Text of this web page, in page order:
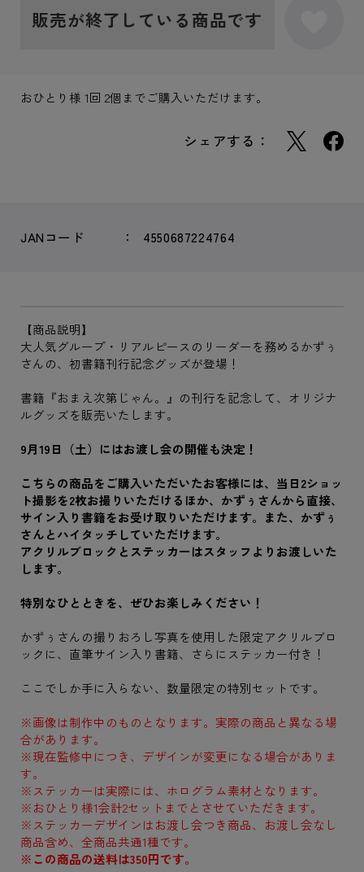
販売が終了している商品です
おひとり様 1回 2個までご購入いただけます。
シェアする：
JANコード 4550687224764
【商品説明】
大人気グループ・リアルピースのリーダーを務めるかずぅ
さんの、初書籍刊行記念グッズが登場！
書籍『おまえ次第じゃん。』の刊行を記念して、オリジナ
ルグッズを販売いたします。
9月19日（土）にはお渡し会の開催も決定！
こちらの商品をご購入いただいたお客様には、当日2ショッ
ト撮影を2枚お撮りいただけるほか、かずぅさんから直接、
サイン入り書籍をお受け取りいただけます。また、かずぅ
さんとハイタッチしていただけます。
アクリルブロックとステッカーはスタッフよりお渡しいた
します。
特別なひとときを、ぜひお楽しみください！
かずぅさんの撮りおろし写真を使用した限定アクリルブロ
ックに、直筆サイン入り書籍、さらにステッカー付き！
ここでしか手に入らない、数量限定の特別セットです。
※画像は制作中のものとなります。実際の商品と異なる場
合があります。
※現在監修中につき、デザインが変更になる場合がありま
す。
※ステッカーは実際には、ホログラム素材となります。
※おひとり様1会計2セットまでとさせていただきます。
※ステッカーデザインはお渡し会つき商品、お渡し会なし
商品含め、全商品共通1種です。
※この商品の送料は350円です。